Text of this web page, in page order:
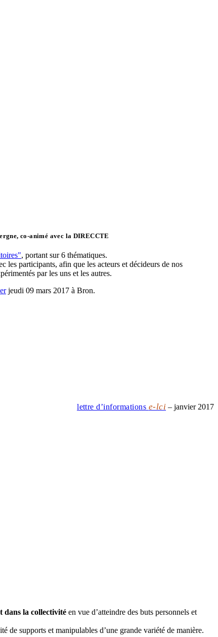
co-animé avec la DIRECCTE
, portant sur 6 thématiques.
participants, afin que les acteurs et décideurs de nos
par les uns et les autres.
jeudi 09 mars 2017 à Bron.
lettre d’informations e-lci – janvier 2017
dans la collectivité en vue d’atteindre des buts personnels et
de supports et manipulables d’une grande variété de manière.